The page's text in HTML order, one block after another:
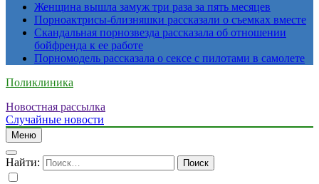
Женщина вышла замуж три раза за пять месяцев
Порноактрисы-близняшки рассказали о съемках вместе
Скандальная порнозвезда рассказала об отношении
бойфренда к ее работе
Порномодель рассказала о сексе с пилотами в самолете
Поликлиника
Новостная рассылка
Случайные новости
Меню
Найти: